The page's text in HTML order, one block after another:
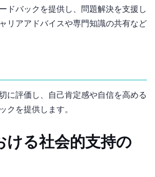
ドバックを提供し、問題解決を支援し
リアアドバイスや専門知識の共有など
に評価し、自己肯定感や自信を高める
クを提供します。
ける社会的支持の